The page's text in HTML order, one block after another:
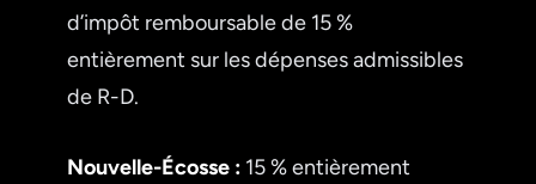
d’impôt remboursable de 15 %
entièrement sur les dépenses admissibles
de R-D.
Nouvelle-Écosse : 15 % entièrement